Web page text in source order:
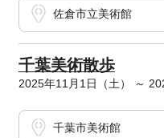
佐倉市立美術館
千葉美術散歩
2025年11月1日（土） ～
千葉市美術館